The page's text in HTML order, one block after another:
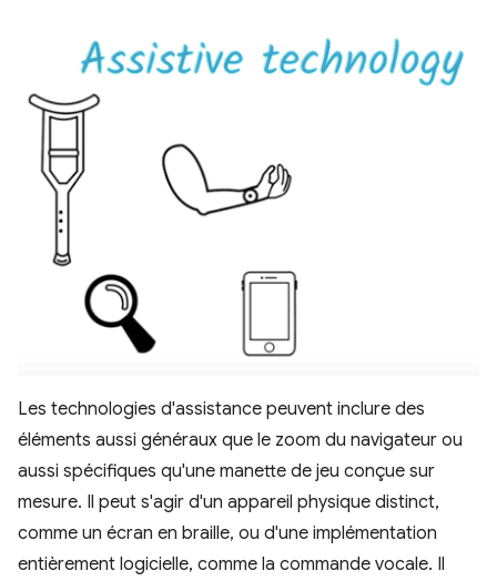
Les technologies d'assistance peuvent inclure des
éléments aussi généraux que le zoom du navigateur ou
aussi spécifiques qu'une manette de jeu conçue sur
mesure. Il peut s'agir d'un appareil physique distinct,
comme un écran en braille, ou d'une implémentation
entièrement logicielle, comme la commande vocale. Il